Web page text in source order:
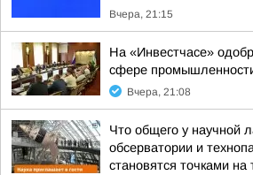
Вчера, 21:15
На «Инвестчасе»
сфере
Вчера, 21:08
Что общего у научной
обсерватории и
становятся точками на